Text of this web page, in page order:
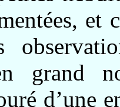
et
grand
d’une